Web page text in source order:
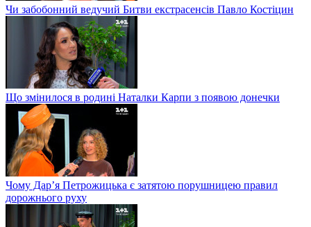
Чи забобонний ведучий Битви екстрасенсів Павло Костіцин
Що змінилося в родині Наталки Карпи з появою донечки
Чому Дар’я Петрожицька є затятою порушницею правил
дорожнього руху